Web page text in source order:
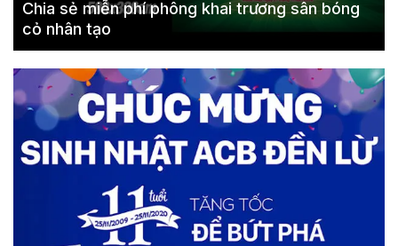
Chia sẻ miễn phí phông khai trương sân bóng
cỏ nhân tạo